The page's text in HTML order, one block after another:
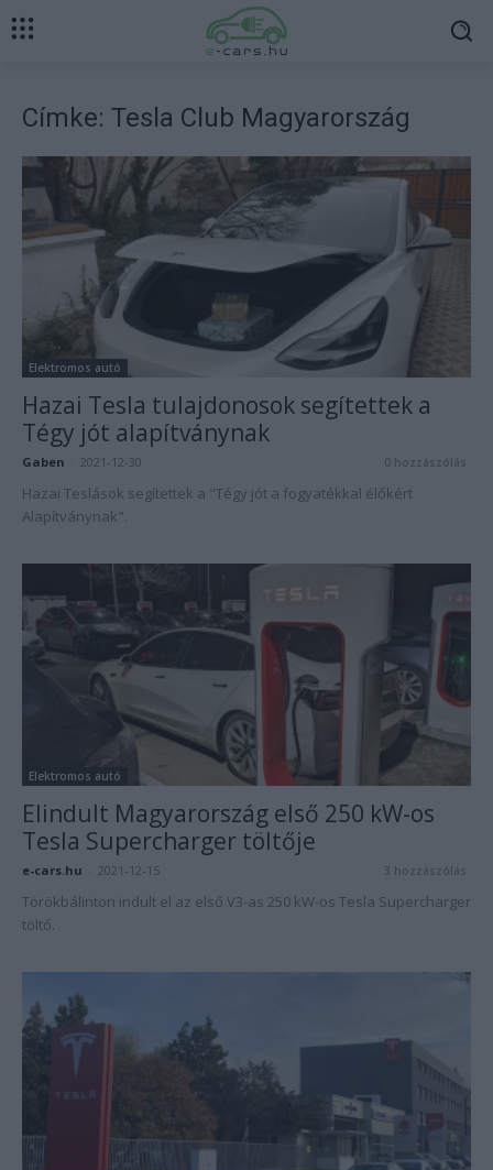
Címke: Tesla Club Magyarország
Elektromos autó
Hazai Tesla tulajdonosok segítettek a
Tégy jót alapítványnak
Gaben 2021-12-30 0 hozzászólás
Hazai Teslások segítettek a "Tégy jót a fogyatékkal élőkért
Alapítványnak".
Elektromos autó
Elindult Magyarország első 250 kW-os
Tesla Supercharger töltője
e-cars.hu 2021-12-15 3 hozzászólás
Törökbálinton indult el az első V3-as 250 kW-os Tesla Supercharger
töltő.